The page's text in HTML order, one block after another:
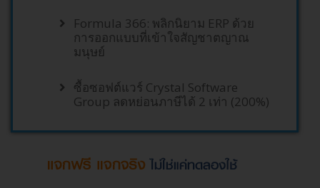
Formula 366: พลิกนิยาม ERP ด้วย
การออกแบบที่เข้าใจสัญชาตญาณ
มนุษย์
ซื้อซอฟต์แวร์ Crystal Software
Group ลดหย่อนภาษีได้ 2 เท่า (200%)